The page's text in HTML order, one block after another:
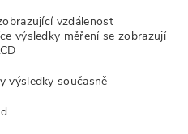
vzdálenost
výsledky měření se zobrazují
výsledky současně